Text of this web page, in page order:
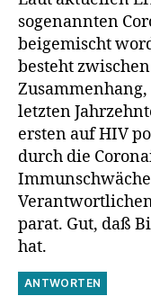
sogenannten
beigemischt
besteht
letzten
ersten auf HIV
durch die
parat. Gut, daß
hat.
ANTWORTEN